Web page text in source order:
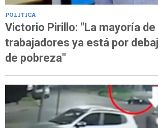
POLITICA
Victorio Pirillo: "La mayoría de
trabajadores ya está por
de pobreza"